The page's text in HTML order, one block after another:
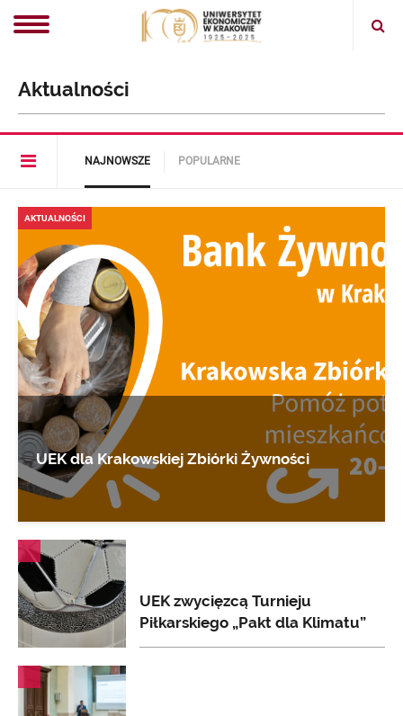
Open
Aktualności
Open
menu
NAJNOWSZE POPULARNE
AKTUALNOŚCI
UEK dla Krakowskiej Zbiórki Żywności
AKTUALNOŚCI
UEK zwycięzcą Turnieju
Piłkarskiego „Pakt dla Klimatu”
AKTUALNOŚCI